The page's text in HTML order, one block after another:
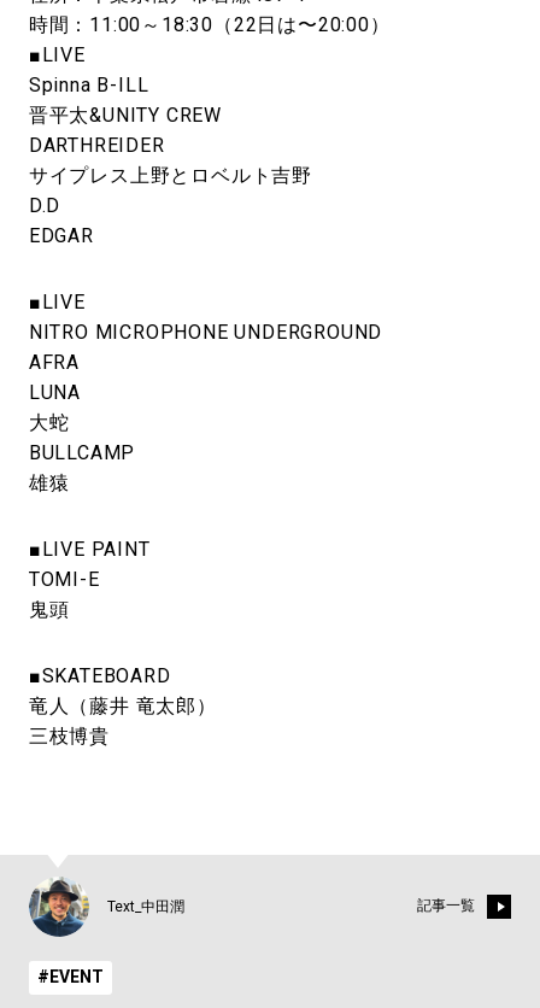
時間：11:00～18:30（22日は〜20:00）
■LIVE
Spinna B-ILL
晋平太&UNITY CREW
DARTHREIDER
サイプレス上野とロベルト吉野
D.D
EDGAR
■LIVE
NITRO MICROPHONE UNDERGROUND
AFRA
LUNA
大蛇
BULLCAMP
雄猿
■LIVE PAINT
TOMI-E
鬼頭
■SKATEBOARD
竜人（藤井 竜太郎）
三枝博貴
Text_中田潤 記事一覧
#EVENT